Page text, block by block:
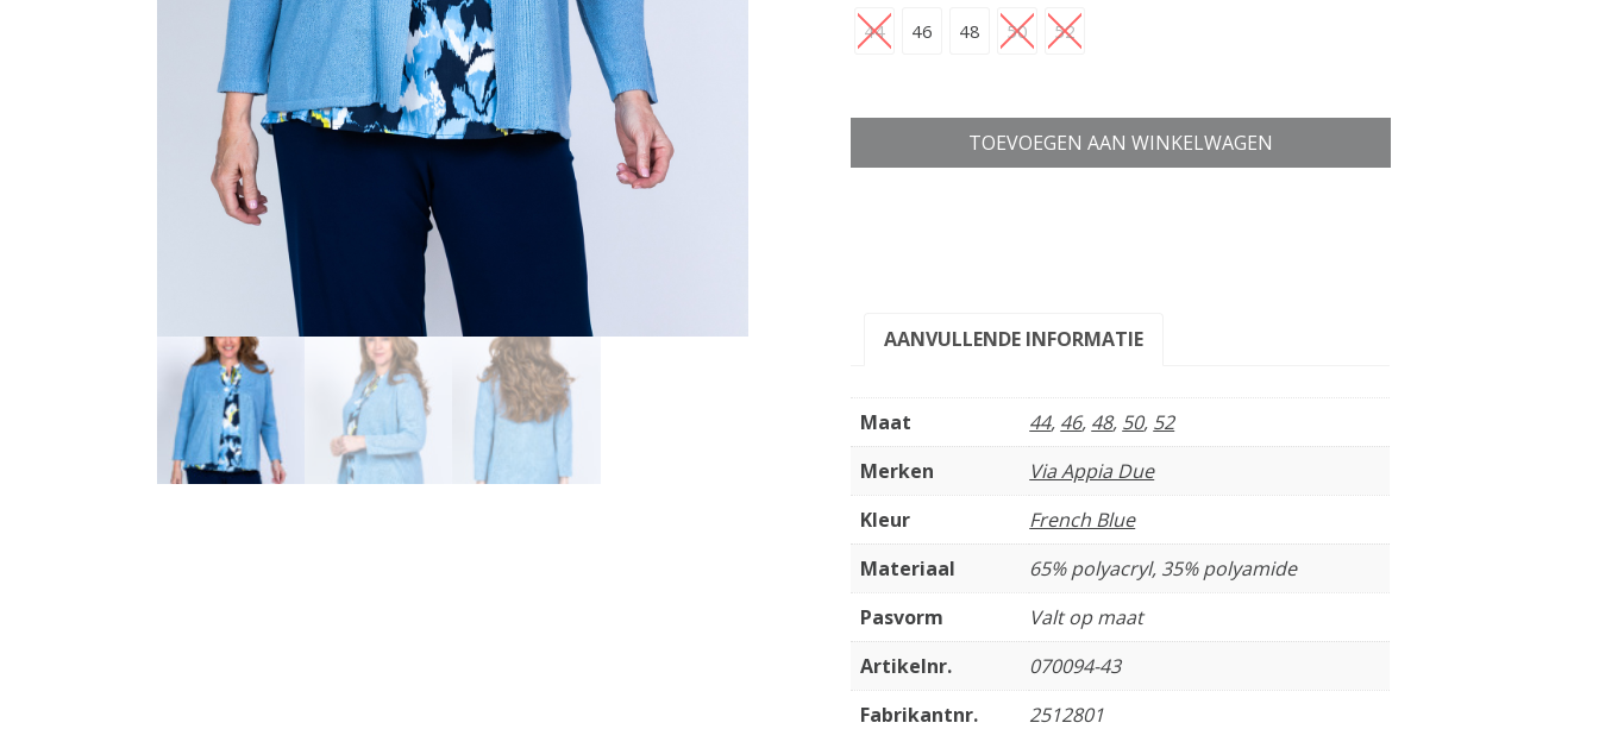
44 46 48 50 52
TOEVOEGEN AAN WINKELWAGEN
AANVULLENDE INFORMATIE
Maat 44, 46, 48, 50, 52
Merken
Via Appia Due
Kleur
French Blue
Materiaal
65% polyacryl, 35% polyamide
Pasvorm
Valt op maat
Artikelnr.
070094-43
Fabrikantnr.
2512801